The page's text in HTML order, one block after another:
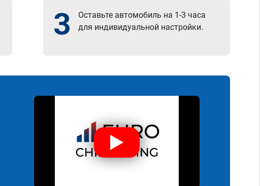
3
Оставьте автомобиль на 1-3 часа
для индивидуальной настройки.